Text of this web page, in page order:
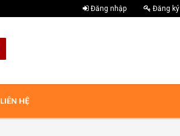
Đăng nhập Đăng ký
LIÊN HỆ